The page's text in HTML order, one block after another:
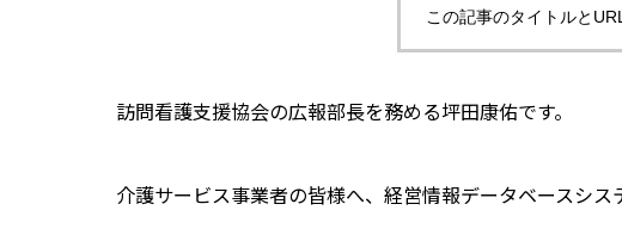
この記事のタイトルと
訪問看護支援協会の広報部長を務める坪田康佑です。
介護サービス事業者の皆様へ、経営情報データベースシス